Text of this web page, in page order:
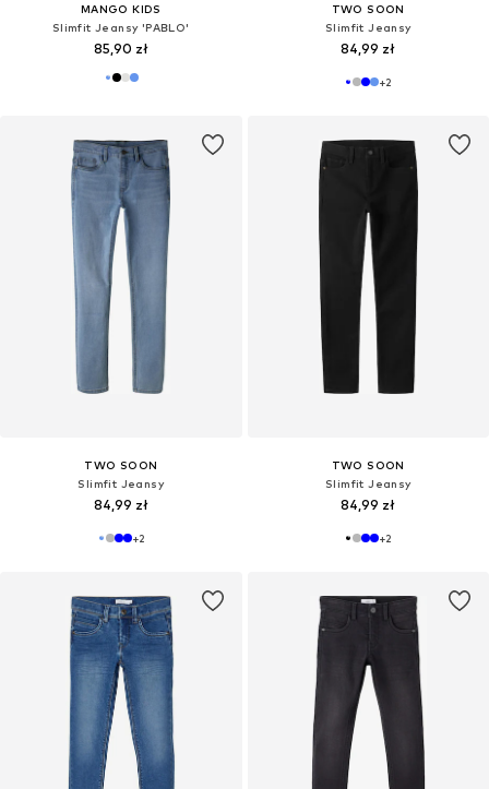
MANGO KIDS
Slimfit Jeansy 'PABLO'
85,90 zł
TWO SOON
Slimfit Jeansy
84,99 zł
+2
TWO SOON
Slimfit Jeansy
84,99 zł
+2
TWO SOON
Slimfit Jeansy
84,99 zł
+2